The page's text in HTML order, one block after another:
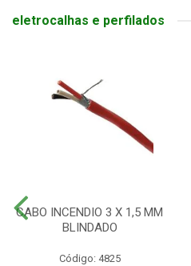
eletrocalhas e perfilados
CABO INCENDIO 3 X 1,5 MM
BLINDADO
Código: 4825